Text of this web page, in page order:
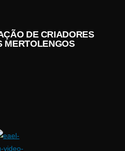
DE CRIADORES
MERTOLENGOS